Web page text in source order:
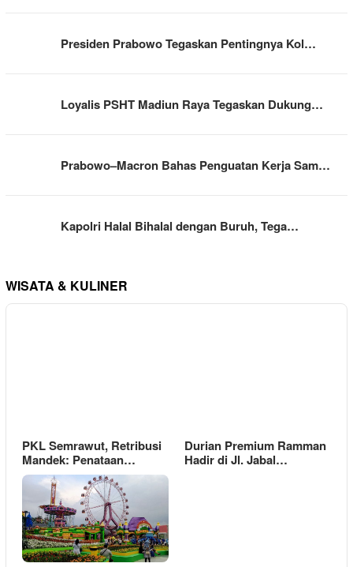
Presiden Prabowo Tegaskan Pentingnya Kol…
Loyalis PSHT Madiun Raya Tegaskan Dukung…
Prabowo–Macron Bahas Penguatan Kerja Sam…
Kapolri Halal Bihalal dengan Buruh, Tega…
WISATA & KULINER
PKL Semrawut, Retribusi
Mandek: Penataan…
Durian Premium Ramman
Hadir di Jl. Jabal…